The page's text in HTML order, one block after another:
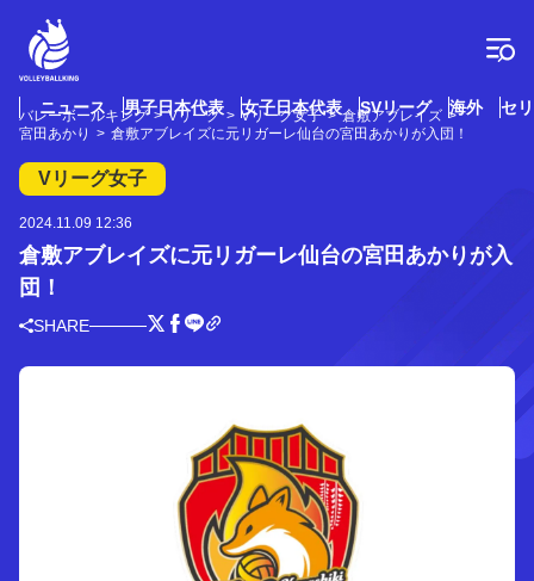
ニュース 男子日本代表 女子日本代表 SVリーグ 海外 セ
バレーボールキング Vリーグ Vリーグ女子
倉敷アブレイズ
宮田あかり
倉敷アブレイズに元リガーレ仙台の宮田あかりが入団！
Vリーグ女子
2024.11.09 12:36
倉敷アブレイズに元リガーレ仙台の宮田あかりが入
団！
SHARE